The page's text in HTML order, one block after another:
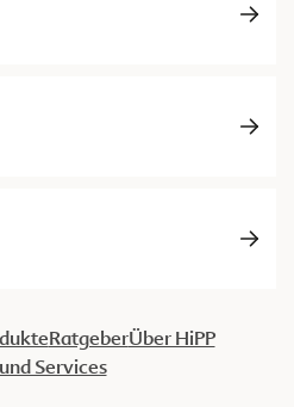
RatgeberÜber HiPP
Services